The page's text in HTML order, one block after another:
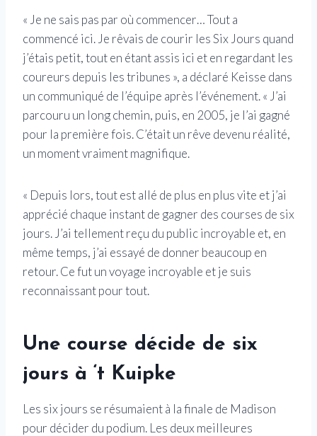
« Je ne sais pas par où commencer… Tout a
commencé ici. Je rêvais de courir les Six Jours quand
j’étais petit, tout en étant assis ici et en regardant les
coureurs depuis les tribunes », a déclaré Keisse dans
un communiqué de l’équipe après l’événement. « J’ai
parcouru un long chemin, puis, en 2005, je l’ai gagné
pour la première fois. C’était un rêve devenu réalité,
un moment vraiment magnifique.
« Depuis lors, tout est allé de plus en plus vite et j’ai
apprécié chaque instant de gagner des courses de six
jours. J’ai tellement reçu du public incroyable et, en
même temps, j’ai essayé de donner beaucoup en
retour. Ce fut un voyage incroyable et je suis
reconnaissant pour tout.
Une course décide de six
jours à ‘t Kuipke
Les six jours se résumaient à la finale de Madison
pour décider du podium. Les deux meilleures